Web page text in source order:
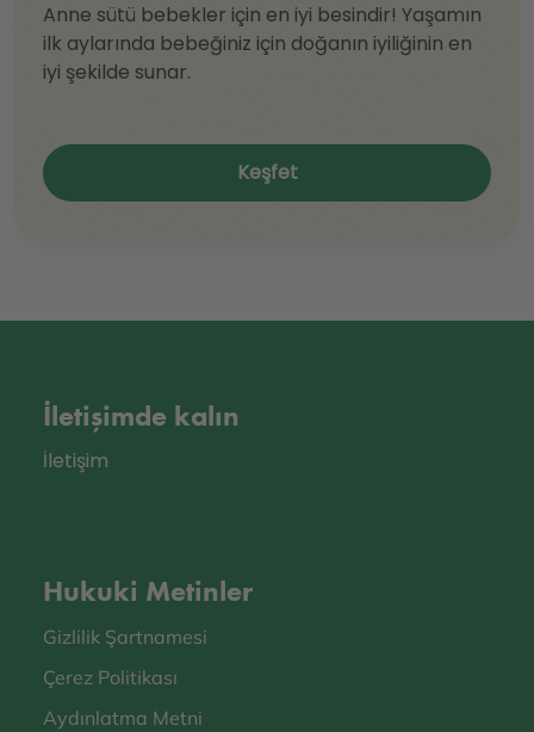
Anne sütü bebekler için en iyi besindir! Yaşamın
ilk aylarında bebeğiniz için doğanın iyiliğinin en
iyi şekilde sunar.
Keşfet
İletişimde kalın
İletişim
Hukuki Metinler
Gizlilik Şartnamesi
Çerez Politikası
Aydınlatma Metni